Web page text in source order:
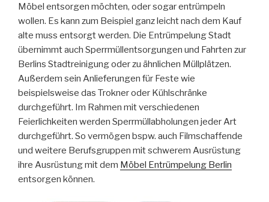
Möbel entsorgen möchten, oder sogar entrümpeln
wollen. Es kann zum Beispiel ganz leicht nach dem Kauf
alte muss entsorgt werden. Die Entrümpelung Stadt
übernimmt auch Sperrmüllentsorgungen und Fahrten zur
Berlins Stadtreinigung oder zu ähnlichen Müllplätzen.
Außerdem sein Anlieferungen für Feste wie
beispielsweise das Trokner oder Kühlschränke
durchgeführt. Im Rahmen mit verschiedenen
Feierlichkeiten werden Sperrmüllabholungen jeder Art
durchgeführt. So vermögen bspw. auch Filmschaffende
und weitere Berufsgruppen mit schwerem Ausrüstung
ihre Ausrüstung mit dem Möbel Entrümpelung Berlin
entsorgen können.